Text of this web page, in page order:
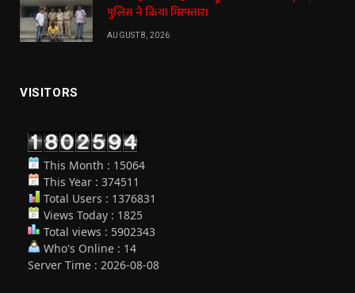
पुलिस ने किया गिरफ्तार।
AUGUST 8, 2026
VISITORS
This Month : 15064
This Year : 374511
Total Users : 1376831
Views Today : 1825
Total views : 5902343
Who's Online : 14
Server Time : 2026-08-08